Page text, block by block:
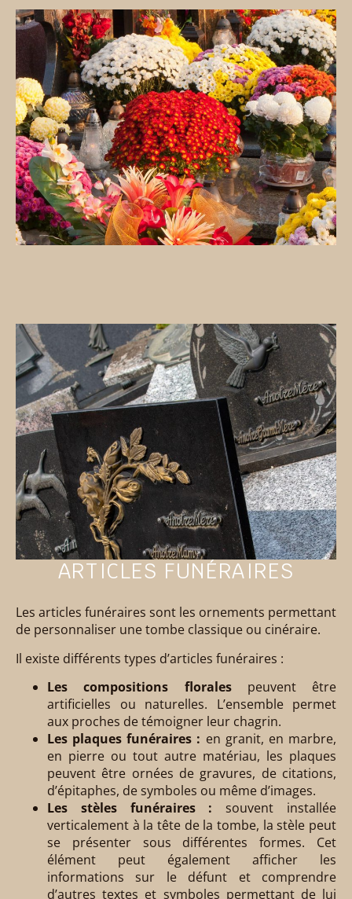
ARTICLES FUNÉRAIRES
Les articles funéraires sont les ornements permettant
de personnaliser une tombe classique ou cinéraire.
Il existe différents types d’articles funéraires :
Les compositions floralespeuvent être
artificielles ou naturelles. L’ensemble permet
aux proches de témoigner leur chagrin.
Les plaques funéraires : en granit, en marbre,
en pierre ou tout autre matériau, les plaques
peuvent être ornées de gravures, de citations,
d’épitaphes, de symboles ou même d’images.
Les stèles funéraires :souvent installée
verticalement à la tête de la tombe, la stèle peut
se présenter sous différentes formes. Cet
élément peut également afficher les
informations sur le défunt et comprendre
d’autres textes et symboles permettant de lui